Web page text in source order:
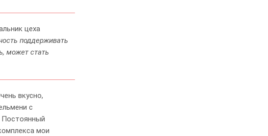
цеха
поддерживать
может стать
вкусно,
с
Постоянный
мои